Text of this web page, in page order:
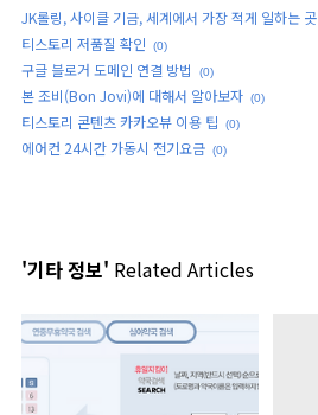
JK롤링, 사이클 기금, 세계에서 가장 적게 일하는 곳
티스토리 저품질 확인 (0)
구글 블로거 도메인 연결 방법 (0)
본 조비(Bon Jovi)에 대해서 알아보자 (0)
티스토리 콘텐츠 카카오뷰 이용 팁 (0)
에어컨 24시간 가동시 전기요금 (0)
'기타 정보' Related Articles